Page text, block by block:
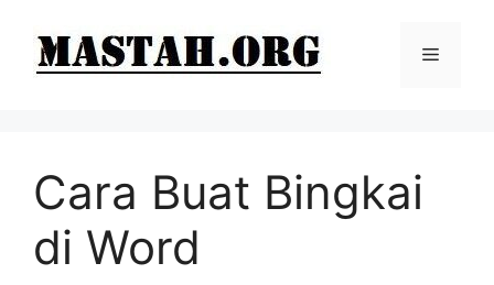
Menu
Cara Buat Bingkai
di Word